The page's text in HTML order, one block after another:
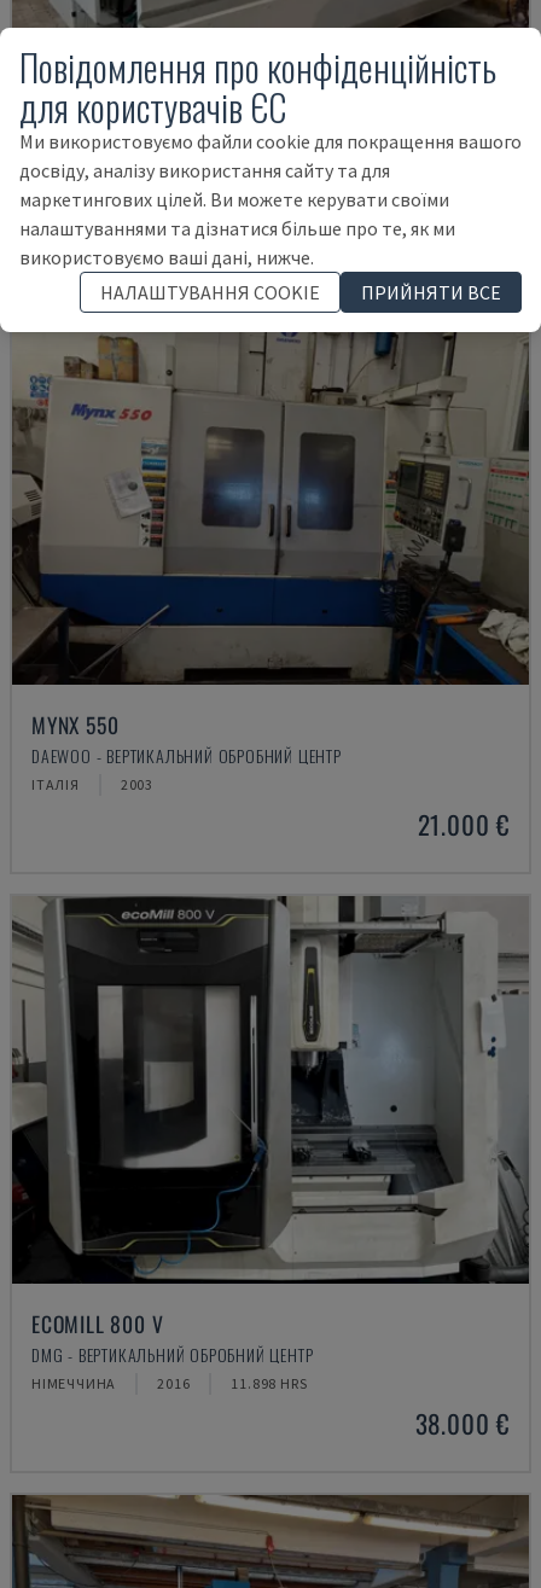
U5-1530
SPINNER - ВЕРТИКАЛЬНИЙ ОБРОБНИЙ ЦЕНТР
НІМЕЧЧИНА
145.000 €
MYNX 550
DAEWOO - ВЕРТИКАЛЬНИЙ ОБРОБНИЙ ЦЕНТР
ІТАЛІЯ 2003
21.000 €
ECOMILL 800 V
DMG - ВЕРТИКАЛЬНИЙ ОБРОБНИЙ ЦЕНТР
НІМЕЧЧИНА 2016 11.898 HRS
38.000 €
Повідомлення про конфіденційність
для користувачів ЄС
Ми використовуємо файли cookie для покращення вашого
досвіду, аналізу використання сайту та для
маркетингових цілей. Ви можете керувати своїми
налаштуваннями та дізнатися більше про те, як ми
використовуємо ваші дані, нижче.
НАЛАШТУВАННЯ COOKIE
ПРИЙНЯТИ ВСЕ